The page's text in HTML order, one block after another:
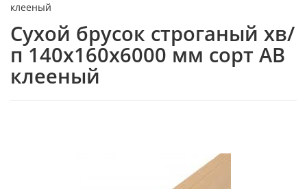
клееный
Сухой брусок строганый хв/
п 140х160х6000 мм сорт АВ
клееный